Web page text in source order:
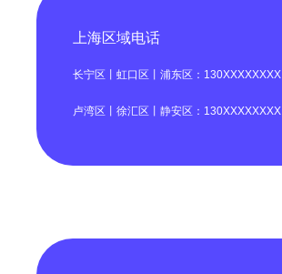
上海区域电话
长宁区丨虹口区丨浦东区：130XXXXXXXX
卢湾区丨徐汇区丨静安区：130XXXXXXXX